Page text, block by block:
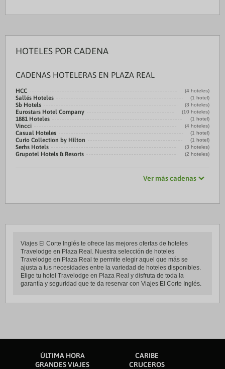
HOTELES POR CADENA
CADENAS HOTELERAS EN PLAZA REAL
HCC (4 hoteles)
Sallés Hoteles (1 hotel)
Sb Hotels (3 hoteles)
Eurostars Hotel Company (10 hoteles)
1881 Hoteles (1 hotel)
Vincci (4 hoteles)
Casual Hoteles (1 hotel)
Curio Collection by Hilton (1 hotel)
Serhs Hotels (3 hoteles)
Grupotel Hotels & Resorts (2 hoteles)
Ver más cadenas
Viajes El Corte Inglés te ofrece las mejores ofertas de hoteles
Travelodge en Plaza Real. Nuestra selección de hoteles
Travelodge en Plaza Real te permite elegir aquel que más se
ajusta a tus necesidades entre la variedad de hoteles disponibles.
Elige tu hotel Travelodge en Plaza Real y disfruta de toda la
garantía y seguridad que te da reservar con Viajes El Corte Inglés.
ÚLTIMA HORA
CARIBE
GRANDES VIAJES
CRUCEROS